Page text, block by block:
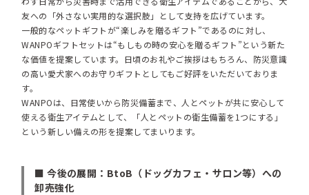
友への「外さない実用的な選択肢」として支持を広げています。
一般的なペットギフトが“楽しみを贈るギフト”であるのに対し、
WANPOギフトセットは“もしもの時の安心を贈るギフト”という新た
な価値を提案しています。日頃のお礼やご挨拶はもちろん、防災意識
の高い愛犬家へのお守りギフトとしてもご好評をいただいておりま
す。
WANPOは、日常使いから防災備蓄まで、人とペットが共に安心して
使える衛生アイテムとして、「人とペットの衛生備蓄を1つにする」
という新しい備えの形を提案してまいります。
■ 今後の展開：BtoB（ドッグカフェ・サロン等）への
卸売強化